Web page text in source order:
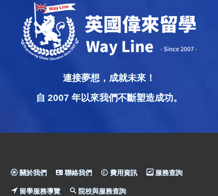
連接夢想，成就未來！
自 2007 年以來我們不斷塑造成功。
關於我們 聯絡我們 費用資訊 服務查詢
留學服務導覽 院校與服務查詢